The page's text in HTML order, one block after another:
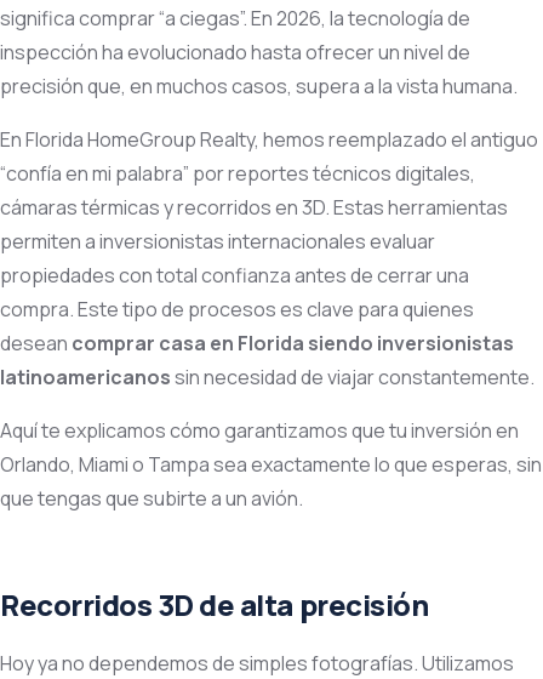
significa comprar “a ciegas”. En 2026, la tecnología de
inspección ha evolucionado hasta ofrecer un nivel de
precisión que, en muchos casos, supera a la vista humana.
En Florida HomeGroup Realty, hemos reemplazado el antiguo
“confía en mi palabra” por reportes técnicos digitales,
cámaras térmicas y recorridos en 3D. Estas herramientas
permiten a inversionistas internacionales evaluar
propiedades con total confianza antes de cerrar una
compra. Este tipo de procesos es clave para quienes
desean comprar casa en Florida siendo inversionistas
latinoamericanossin necesidad de viajar constantemente.
Aquí te explicamos cómo garantizamos que tu inversión en
Orlando, Miami o Tampa sea exactamente lo que esperas, sin
que tengas que subirte a un avión.
Recorridos 3D de alta precisión
Hoy ya no dependemos de simples fotografías. Utilizamos